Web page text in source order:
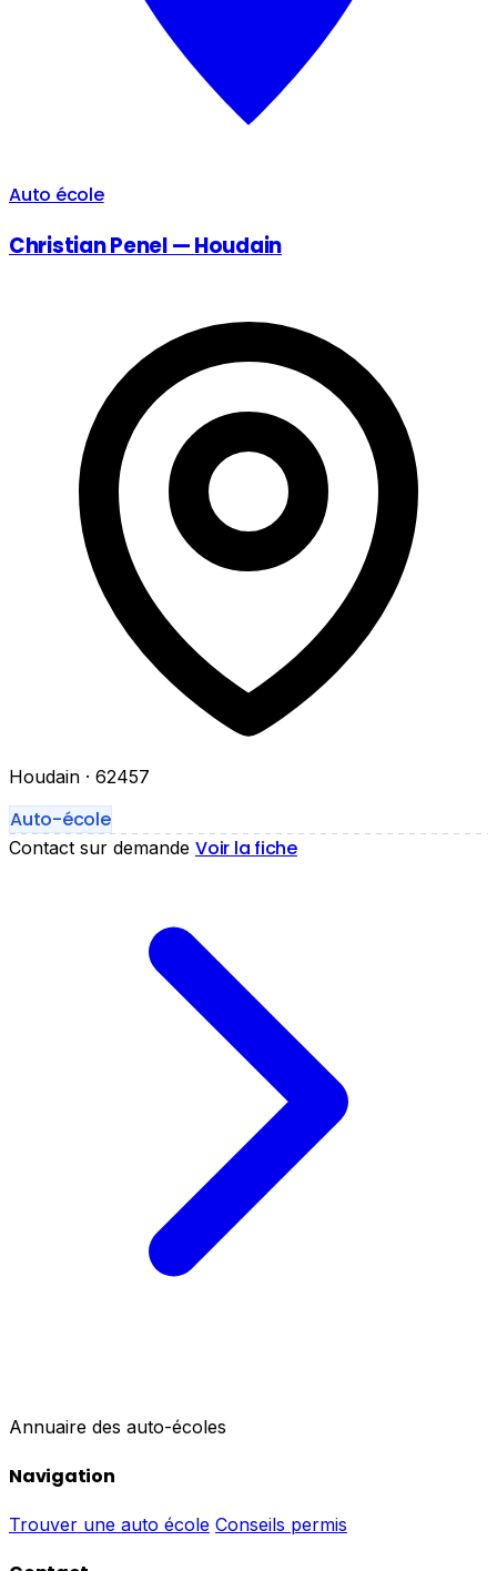
Auto école
Christian Penel — Houdain
Houdain · 62457
Auto-école
Contact sur demande Voir la fiche
Annuaire des auto-écoles
Navigation
Trouver une auto école Conseils permis